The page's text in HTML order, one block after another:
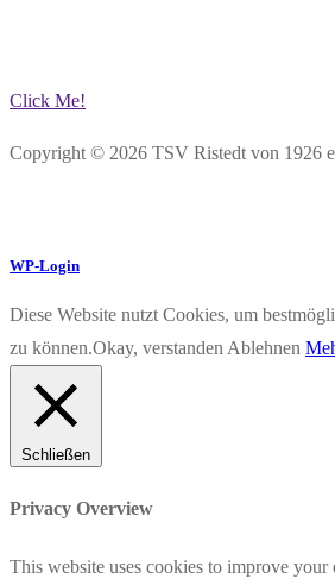
Click Me!
Copyright © 2026 TSV Ristedt von 1926
WP-Login
Diese Website nutzt Cookies, um
zu können.Okay, verstanden Ablehnen
Schließen
Privacy Overview
This website uses cookies to improve